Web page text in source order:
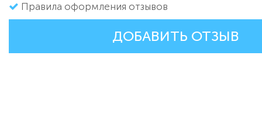
Правила оформления отзывов
ДОБАВИТЬ ОТЗЫВ